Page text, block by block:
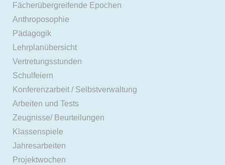
Fächerübergreifende Epochen
Anthroposophie
Pädagogik
Lehrplanübersicht
Vertretungsstunden
Schulfeiern
Konferenzarbeit / Selbstverwaltung
Arbeiten und Tests
Zeugnisse/ Beurteilungen
Klassenspiele
Jahresarbeiten
Projektwochen